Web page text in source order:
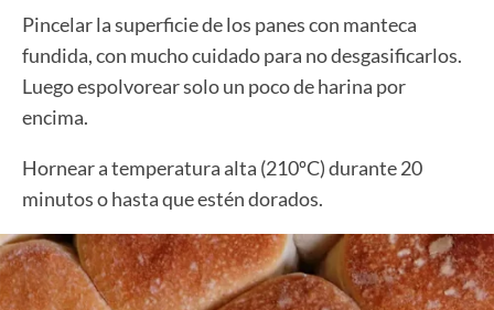
Pincelar la superficie de los panes con manteca
fundida, con mucho cuidado para no desgasificarlos.
Luego espolvorear solo un poco de harina por
encima.
Hornear a temperatura alta (210ºC) durante 20
minutos o hasta que estén dorados.